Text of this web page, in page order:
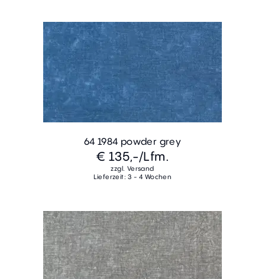
64 1984 powder grey
€ 135,-/Lfm.
zzgl. Versand
Lieferzeit: 3 - 4 Wochen